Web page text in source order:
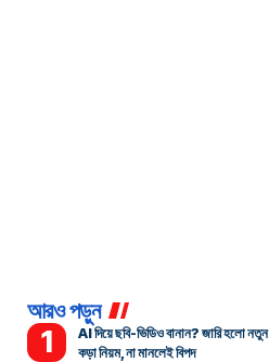
আরও পড়ুন
AI দিয়ে ছবি-ভিডিও বানান? জারি হলো নতুন
কড়া নিয়ম, না মানলেই বিপদ